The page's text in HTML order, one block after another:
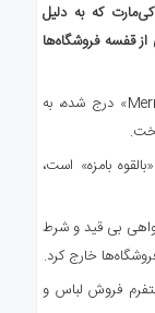
که به دلیل
قفسه فروشگاه‌ها
این کیسه خرید که روی آن جمله «Merry Ham-mas» درج شده، به
بامزه» است،
بی قید و شرط
خارج کرد.
فروش لباس و